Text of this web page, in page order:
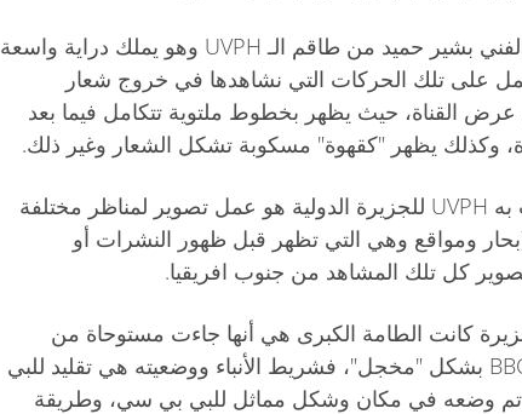
وقد قام المصمم الفني بشير حميد من طاقم الـ UVPH وهو يملك دراية واسعة
على تلك الحركات التي نشاهدها في خروج شعار
عرض القناة، حيث يظهر بخطوط ملتوية تتكامل فيما بعد
وكذلك يظهر "كقهوة" مسكوبة تشكل الشعار وغير ذلك.
ومن أهم ما قامت به UVPH للجزيرة الدولية هو عمل تصوير لمناظر مختلفة
ومواقع وهي التي تظهر قبل ظهور النشرات أو
كل تلك المشاهد من جنوب افريقيا.
كانت الطامة الكبرى هي أنها جاءت مستوحاة من
المظهر الفني للـ BBC بشكل "مخجل"، فشريط الأنباء ووضعيته هي تقليد للبي
وضعه في مكان وشكل مماثل للبي بي سي، وطريقة